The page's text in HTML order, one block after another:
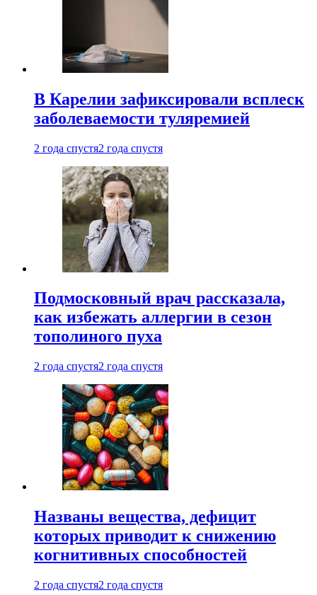
В Карелии зафиксировали всплеск
заболеваемости туляремией
2 года спустя2 года спустя
Подмосковный врач рассказала,
как избежать аллергии в сезон
тополиного пуха
2 года спустя2 года спустя
Названы вещества, дефицит
которых приводит к снижению
когнитивных способностей
2 года спустя2 года спустя